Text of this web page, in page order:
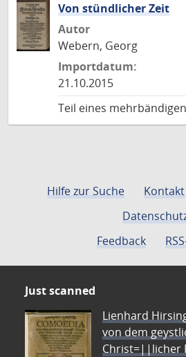
Von stündlicher Zeit
Autor
Webern, Georg
Importdatum:
21.10.2015
Teil eines
Hilfe zur Suche Kontakt
Feedback
Just scanned
Lienhard
von dem
Christ=||licher